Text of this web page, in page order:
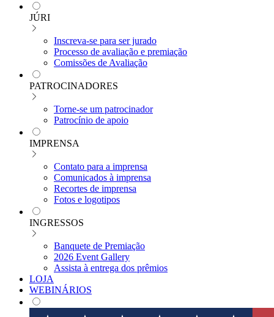
JÚRI
Inscreva-se para ser jurado
Processo de avaliação e premiação
Comissões de Avaliação
PATROCINADORES
Torne-se um patrocinador
Patrocínio de apoio
IMPRENSA
Contato para a imprensa
Comunicados à imprensa
Recortes de imprensa
Fotos e logotipos
INGRESSOS
Banquete de Premiação
2026 Event Gallery
Assista à entrega dos prêmios
LOJA
WEBINÁRIOS